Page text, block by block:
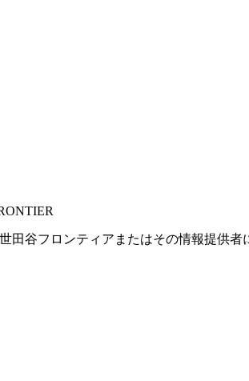
田谷フロンティアまたはその情報提供者